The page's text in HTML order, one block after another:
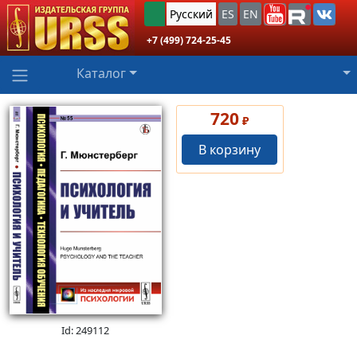
Русский ES EN
+7 (499) 724-25-45
Каталог
Id: 249112
720 ₽
В корзину